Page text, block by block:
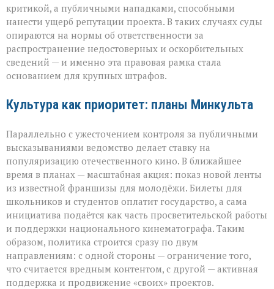
критикой, а публичными нападками, способными
нанести ущерб репутации проекта. В таких случаях суды
опираются на нормы об ответственности за
распространение недостоверных и оскорбительных
сведений — и именно эта правовая рамка стала
основанием для крупных штрафов.
Культура как приоритет: планы Минкульта
Параллельно с ужесточением контроля за публичными
высказываниями ведомство делает ставку на
популяризацию отечественного кино. В ближайшее
время в планах — масштабная акция: показ новой ленты
из известной франшизы для молодёжи. Билеты для
школьников и студентов оплатит государство, а сама
инициатива подаётся как часть просветительской работы
и поддержки национального кинематографа. Таким
образом, политика строится сразу по двум
направлениям: с одной стороны — ограничение того,
что считается вредным контентом, с другой — активная
поддержка и продвижение «своих» проектов.